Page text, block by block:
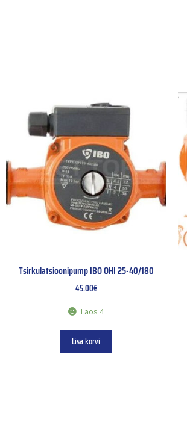
Tsirkulatsioonipump IBO OHI 25-40/180
45.00€
Laos 4
Lisa korvi